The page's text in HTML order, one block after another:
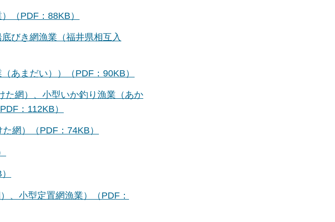
（PDF：88KB）
びき網漁業（福井県相互入
あまだい））（PDF：90KB）
た網）、小型いか釣り漁業（あか
：112KB）
網）（PDF：74KB）
、小型定置網漁業）（PDF：